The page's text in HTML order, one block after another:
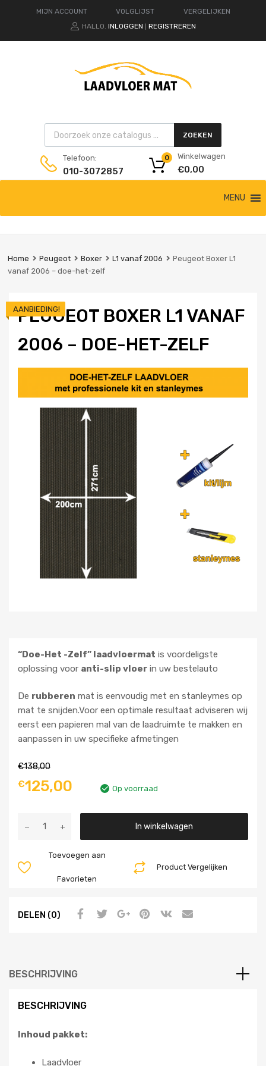
MIJN ACCOUNT VOLGLIJST
VERGELIJKEN
HALLO. INLOGGEN REGISTREREN
Products search ZOEKEN
Telefoon:
010-3072857
Winkelwagen
€0,00
0
de
MENU
Home Peugeot Boxer L1 vanaf 2006
Peugeot Boxer L1
vanaf 2006 – doe-het-zelf
PEUGEOT BOXER L1 VANAF
2006 – DOE-HET-ZELF
AANBIEDING!
“Doe-Het -Zelf” laadvloermat is voordeligste
oplossing voor anti-slip vloer in uw bestelauto
De rubberen mat is eenvoudig met en stanleymes op
mat te snijden.Voor een optimale resultaat adviseren wij
eerst een papieren mal van de laadruimte te makken en
aanpassen in uw specifieke afmetingen
€138,00
€125,00 Op voorraad
In winkelwagen
Product Vergelijken
Toevoegen aan
Favorieten
DELEN (0)
BESCHRIJVING
BESCHRIJVING
Inhoud pakket:
Laadvloer